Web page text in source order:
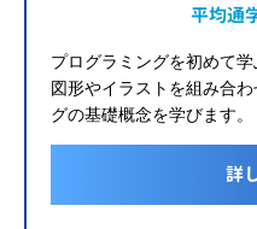
平均通
プログラミングを初めて学
図形やイラストを組み合
グの基礎概念を学びます。
詳